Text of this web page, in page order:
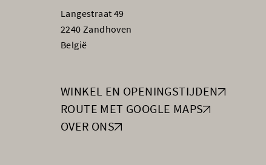
Langestraat 49
2240 Zandhoven
België
WINKEL EN OPENINGSTIJDEN
ROUTE MET GOOGLE MAPS
OVER ONS